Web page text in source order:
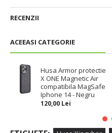
ACEEASI CATEGORIE
Husa Armor protectie
X ONE Magnetic Air
compatibila MagSafe
Iphone 14 - Negru
120,00 Lei
RECENZII